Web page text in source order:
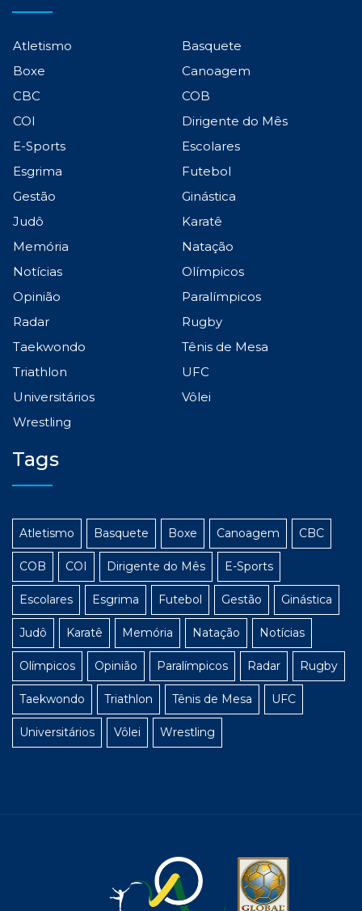
Atletismo
Basquete
Boxe
Canoagem
CBC
COB
COI
Dirigente do Mês
E-Sports
Escolares
Esgrima
Futebol
Gestão
Ginástica
Judô
Karatê
Memória
Natação
Notícias
Olímpicos
Opinião
Paralímpicos
Radar
Rugby
Taekwondo
Tênis de Mesa
Triathlon
UFC
Universitários
Vôlei
Wrestling
Tags
Atletismo Basquete Boxe Canoagem CBC
COB COI Dirigente do Mês E-Sports
Escolares Esgrima Futebol Gestão Ginástica
Judô Karatê Memória Natação Notícias
Olímpicos Opinião Paralímpicos Radar Rugby
Taekwondo Triathlon Tênis de Mesa UFC
Universitários Vôlei Wrestling